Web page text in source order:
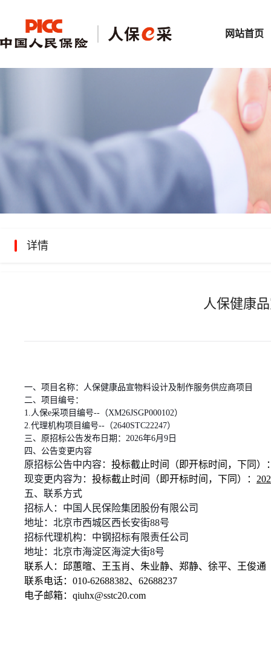
网站首页
详情
人保健康
一、项目名称：人保健康品宣物料设计及制作服务供应商项目
二、项目编号：
1.人保e采项目编号-- （XM26JSGP000102）
2.代理机构项目编号-- （2640STC22247）
三、原招标公告发布日期： 2026年6月 9 日
四、公告变更内容
原招标公告中内容： 投标截止时间（即开标时间，下同）
现变更内容为： 投标截止时间（即开标时间，下同）：
五、联系方式
招标人：中国人民保险集团股份有限公司
地址：北京市西城区西长安街88号
招标代理机构：中钢招标有限责任公司
地址：北京市海淀区海淀大街8号
联系人：邱蕙暄、王玉肖、朱业静、郑静、徐平、王俊通
联系电话： 010-62688382、 62688237
电子邮箱： qiuhx@sstc20.com